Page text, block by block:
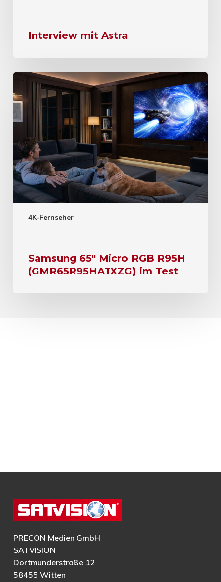
Interview mit Astra
4K-Fernseher
Samsung 65″ Micro RGB R95H
(GMR65R95HATXZG) im Test
PRECON Medien GmbH
SATVISION
Dortmunderstraße 12
58455 Witten